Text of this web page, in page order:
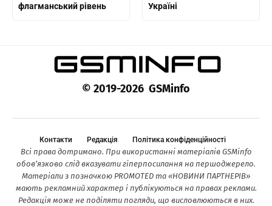
флагманський рівень
Україні
© 2019-2026 GSMinfo
Контакти Редакція Політика конфіденційності
Всі права дотримано. При використанні матеріалів GSMinfo
обов’язково слід вказувати гіперпосилання на першоджерело.
Матеріали з позначкою PROMOTED та «НОВИНИ ПАРТНЕРІВ»
мають рекламний характер і публікуються на правах реклами.
Редакція може не поділяти погляди, що висловлюються в них.